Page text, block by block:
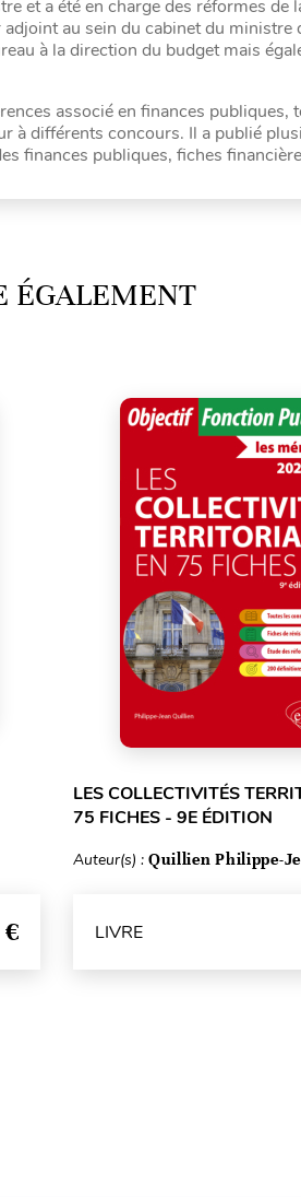
et a été en charge des réformes de
au sein du cabinet du ministre
à la direction du budget mais
associé en finances publiques,
à différents concours. Il a publié
finances publiques, fiches
ÉGALEMENT
LES COLLECTIVITÉS
75 FICHES - 9E ÉDITION
Auteur(s) : Quillien Philippe-
LIVRE